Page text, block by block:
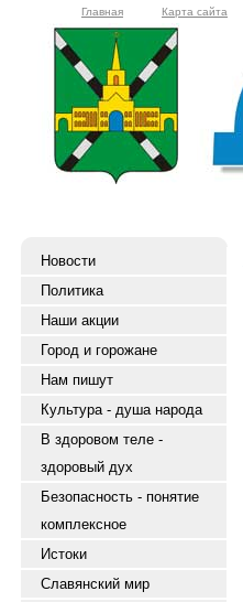
Главная Карта сайта
Новости
Политика
Наши акции
Город и горожане
Нам пишут
Культура - душа народа
В здоровом теле -
здоровый дух
Безопасность - понятие
комплексное
Истоки
Славянский мир